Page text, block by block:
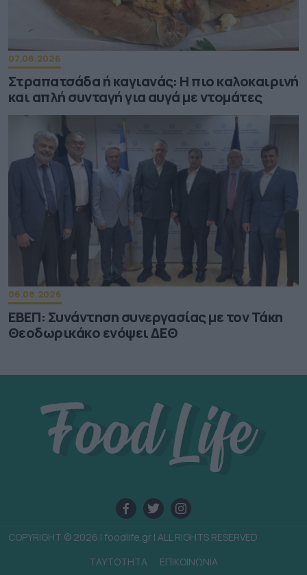
07.08.2026
Στραπατσάδα ή καγιανάς: Η πιο καλοκαιρινή
και απλή συνταγή για αυγά με ντομάτες
06.08.2026
ΕΒΕΠ: Συνάντηση συνεργασίας με τον Τάκη
Θεοδωρικάκο ενόψει ΔΕΘ
COPYRIGHT © 2026 | foodlife.gr | ALL RIGHTS RESERVED
TAYTOTHTA
ΕΠΙΚΟΙΝΩΝΙΑ